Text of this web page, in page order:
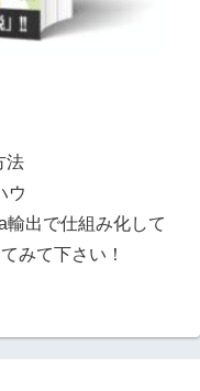
法
ウ
輸出で仕組み化して
みて下さい！